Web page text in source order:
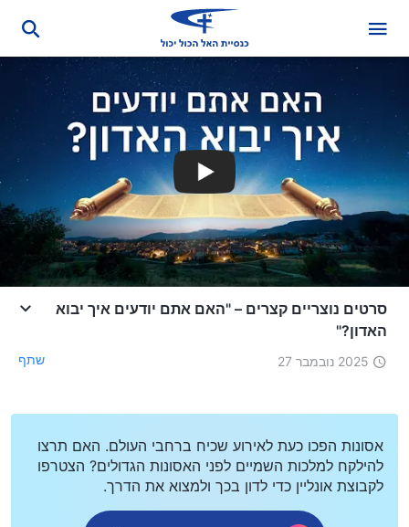
סרטים נוצריים קצרים – "האם אתם יודעים איך יבוא
האדון?"
2025 נובמבר 27 שתף
אסונות הפכו כעת לאירוע שכיח ברחבי העולם. האם תרצו
להילקח למלכות השמיים לפני האסונות הגדולים? הצטרפו
לקבוצת אונליין כדי לדון בכך ולמצוא את הדרך.